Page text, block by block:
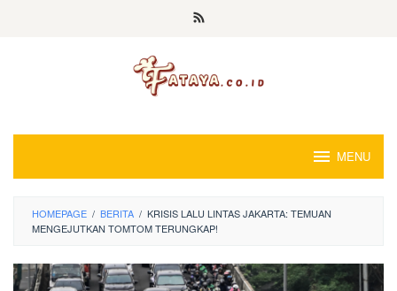
MENU
HOMEPAGE / BERITA / KRISIS LALU LINTAS JAKARTA: TEMUAN
MENGEJUTKAN TOMTOM TERUNGKAP!